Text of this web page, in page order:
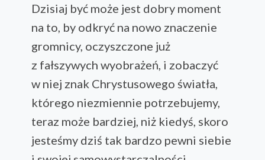
Dzisiaj być może jest dobry moment
na to, by odkryć na nowo znaczenie
gromnicy, oczyszczone już
z fałszywych wyobrażeń, i zobaczyć
w niej znak Chrystusowego światła,
którego niezmiennie potrzebujemy,
teraz może bardziej, niż kiedyś, skoro
jesteśmy dziś tak bardzo pewni siebie